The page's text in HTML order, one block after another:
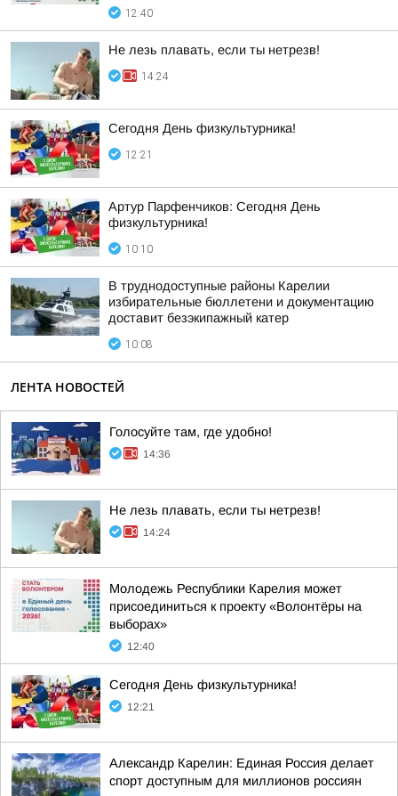
12:40
Не лезь плавать, если ты нетрезв!
14:24
Сегодня День физкультурника!
12:21
Артур Парфенчиков: Сегодня День
физкультурника!
10:10
В труднодоступные районы Карелии
избирательные бюллетени и документацию
доставит безэкипажный катер
10:08
ЛЕНТА НОВОСТЕЙ
Голосуйте там, где удобно!
14:36
Не лезь плавать, если ты нетрезв!
14:24
Молодежь Республики Карелия может
присоединиться к проекту «Волонтёры на
выборах»
12:40
Сегодня День физкультурника!
12:21
Александр Карелин: Единая Россия делает
спорт доступным для миллионов россиян